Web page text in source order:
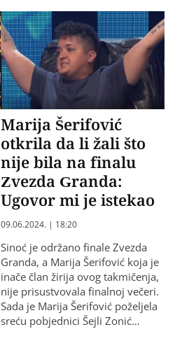
Marija Šerifović
otkrila da li žali što
nije bila na finalu
Zvezda Granda:
Ugovor mi je istekao
09.06.2024. | 18:20
Sinoć je održano finale Zvezda
Granda, a Marija Šerifović koja je
inače član žirija ovog takmičenja,
nije prisustvovala finalnoj večeri.
Sada je Marija Šerifović poželjela
sreću pobjednici Šejli Zonić…